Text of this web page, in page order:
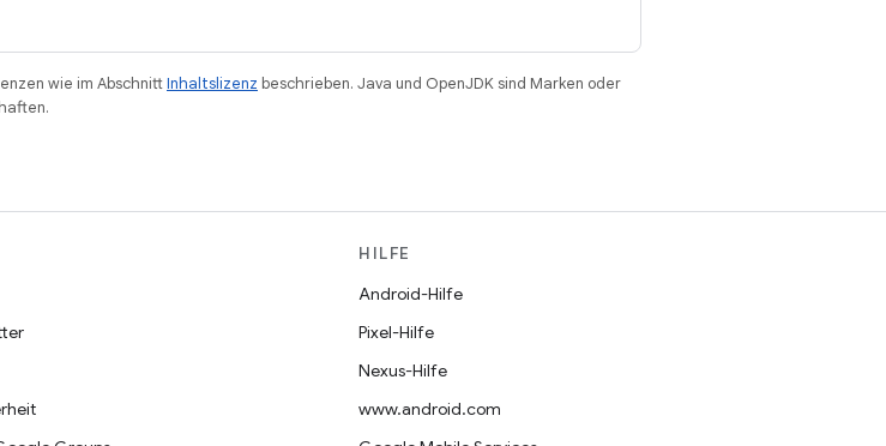
wie im AbschnittInhaltslizenz beschrieben. Java und OpenJDK sind Marken oder
HILFE
Android-Hilfe
Pixel-Hilfe
Nexus-Hilfe
www.android.com